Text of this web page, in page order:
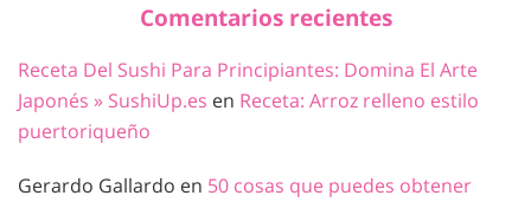
Comentarios recientes
Receta Del Sushi Para Principiantes: Domina El Arte
Japonés » SushiUp.es en Receta: Arroz relleno estilo
puertoriqueño
Gerardo Gallardo en 50 cosas que puedes obtener